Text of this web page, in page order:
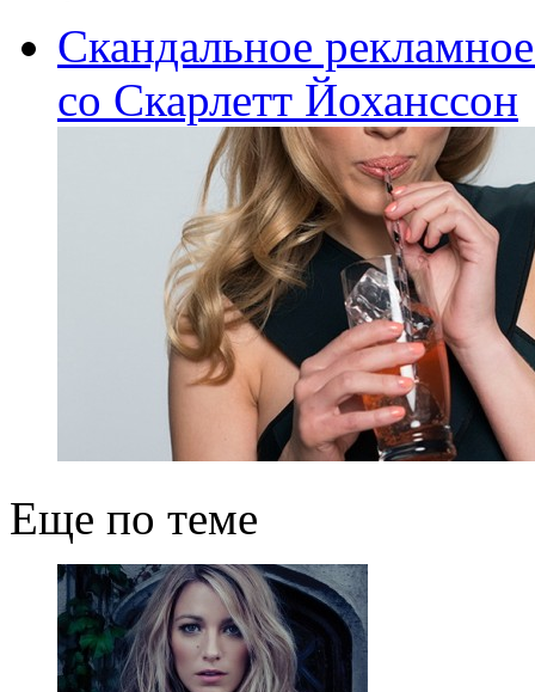
Скандальное
со Скарлетт Йоханссон
Еще по теме